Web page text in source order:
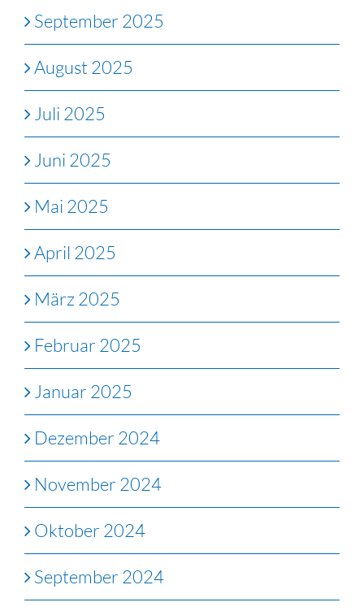
September 2025
August 2025
Juli 2025
Juni 2025
Mai 2025
April 2025
März 2025
Februar 2025
Januar 2025
Dezember 2024
November 2024
Oktober 2024
September 2024